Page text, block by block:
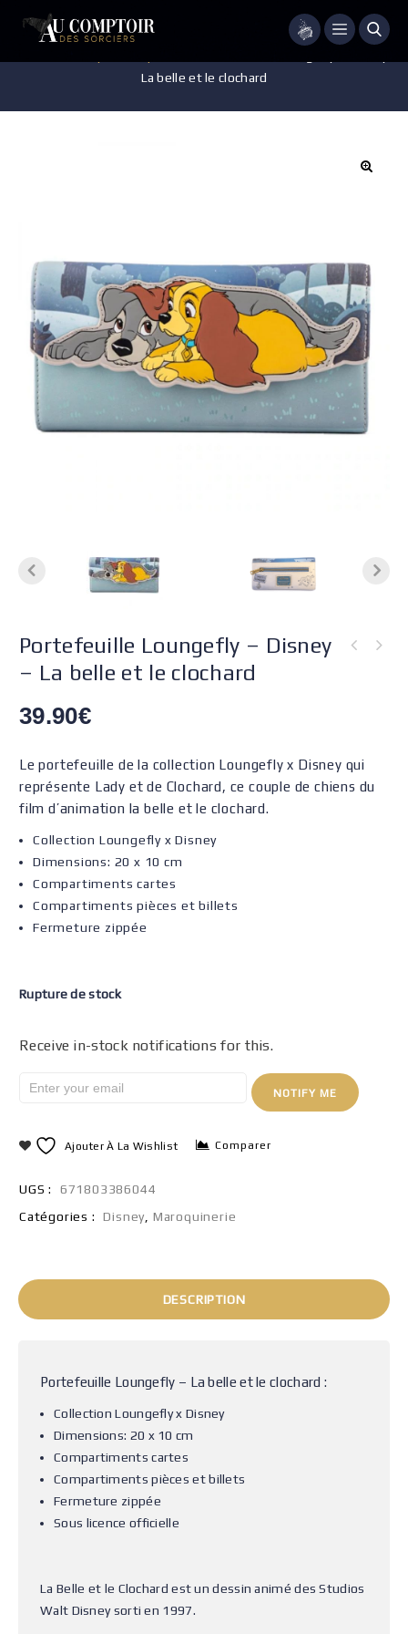
Menu
La belle et le clochard
Portefeuille Loungefly – Disney
– La belle et le clochard
39.90€
Le portefeuille de la collection Loungefly x Disney qui
représente Lady et de Clochard, ce couple de chiens du
film d’animation la belle et le clochard.
Collection Loungefly x Disney
Dimensions: 20 x 10 cm
Compartiments cartes
Compartiments pièces et billets
Fermeture zippée
Rupture de stock
Receive in-stock notifications for this.
NOTIFY ME
Ajouter À La Wishlist Comparer
UGS :
671803386044
Catégories :
Disney Maroquinerie
DESCRIPTION
Portefeuille Loungefly – La belle et le clochard :
Collection Loungefly x Disney
Dimensions: 20 x 10 cm
Compartiments cartes
Compartiments pièces et billets
Fermeture zippée
Sous licence officielle
La Belle et le Clochard est un dessin animé des Studios
Walt Disney sorti en 1997.